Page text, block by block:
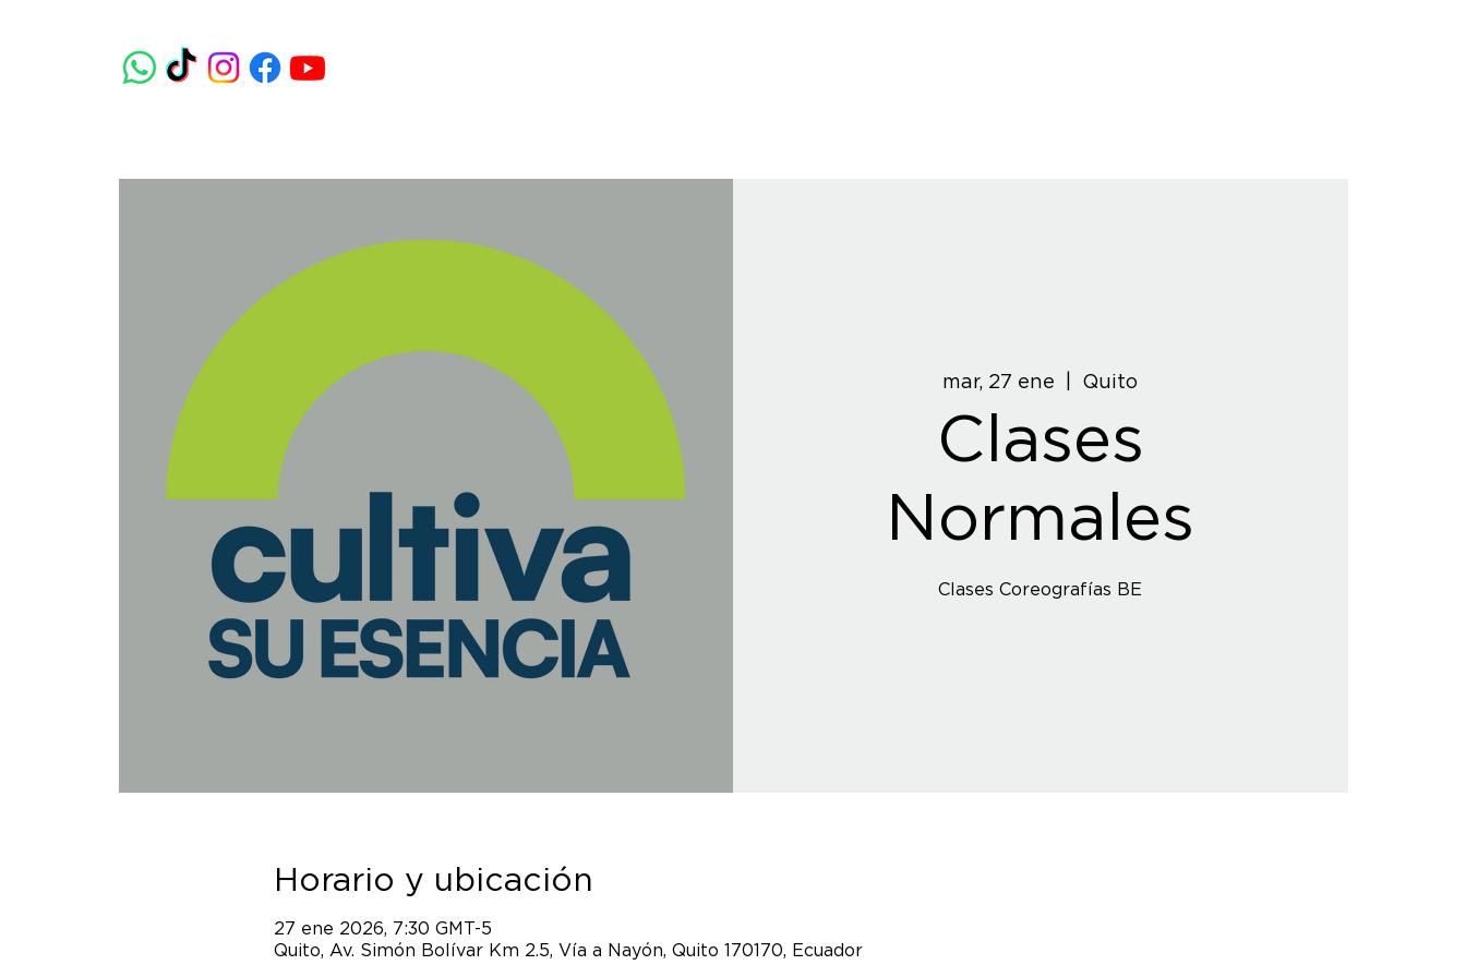
mar, 27 ene Quito
Clases
Normales
Clases Coreografías BE
Horario y ubicación
27 ene 2026, 7:30 GMT-5
Quito, Av. Simón Bolívar Km 2.5, Vía a Nayón, Quito 170170, Ecuador